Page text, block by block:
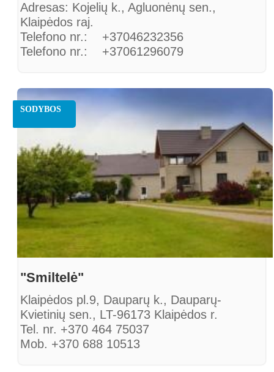
Adresas: Kojelių k., Agluonėnų sen.,
Klaipėdos raj.
Telefono nr.: +37046232356
Telefono nr.: +37061296079
SODYBOS
"Smiltelė"
Klaipėdos pl.9, Dauparų k., Dauparų-
Kvietinių sen., LT-96173 Klaipėdos r.
Tel. nr. +370 464 75037
Mob. +370 688 10513